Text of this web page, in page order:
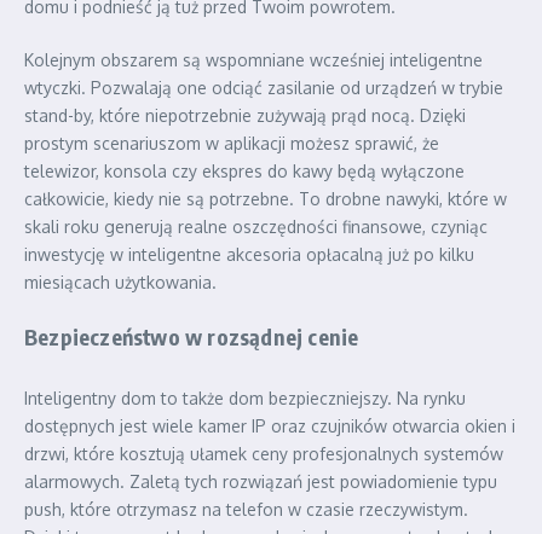
domu i podnieść ją tuż przed Twoim powrotem.
Kolejnym obszarem są wspomniane wcześniej inteligentne
wtyczki. Pozwalają one odciąć zasilanie od urządzeń w trybie
stand-by, które niepotrzebnie zużywają prąd nocą. Dzięki
prostym scenariuszom w aplikacji możesz sprawić, że
telewizor, konsola czy ekspres do kawy będą wyłączone
całkowicie, kiedy nie są potrzebne. To drobne nawyki, które w
skali roku generują realne oszczędności finansowe, czyniąc
inwestycję w inteligentne akcesoria opłacalną już po kilku
miesiącach użytkowania.
Bezpieczeństwo w rozsądnej cenie
Inteligentny dom to także dom bezpieczniejszy. Na rynku
dostępnych jest wiele kamer IP oraz czujników otwarcia okien i
drzwi, które kosztują ułamek ceny profesjonalnych systemów
alarmowych. Zaletą tych rozwiązań jest powiadomienie typu
push, które otrzymasz na telefon w czasie rzeczywistym.